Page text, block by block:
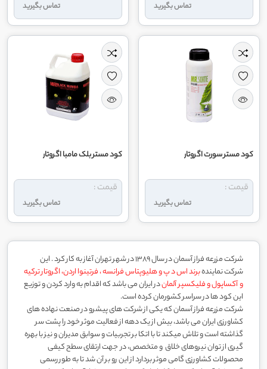
تماس بگیرید تماس بگیرید
کود مستر سورت اگروتار
تماس بگیرید
قیمت :
کود مستر بلک مامبا اگروتار
تماس بگیرید
قیمت :
شرکت مزرعه فراز آسمان در سال 1389 در شهر تهران آغاز به کار کرد . این
شرکت نمایندهبرند اس د پ و هلیوپتاس فرانسه ، فرتینوا اردن، اگروتار ترکیه
و آکساپول و فلیکسپر آلماندر ایران می باشد که اقدام به وارد کردن و توزیع
این کود ها در سراسر کشورمان کرده است.
شرکت مزرعه فراز آسمان که یکی از شرکت های پیشرو در صنعت نهاده های
کشاورزی ایران می باشد، بیش از یک دهه از فعالیت موثر خود را پشت سر
گذاشته است و تلاش میکند تا با اتکا بر تجربیات و سوابق مدیران و نیز با بهره
گیری از توان نیروهای خلاق و متخصص، در جهت ارتقای سطح کیفی
محصولات کشاورزی گامی موثر بردارد از این رو بر آن شد تا به طور رسمی